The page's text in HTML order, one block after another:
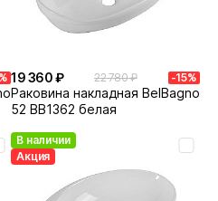
19 360 ₽ 22 780 ₽ -15%
Раковина накладная BelBagno
52 BB1362 белая
В наличии
Акция